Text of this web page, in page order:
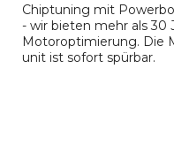
Chiptuning mit
- wir bieten mehr als 30
Motoroptimierung. Die
unit ist sofort spürbar.